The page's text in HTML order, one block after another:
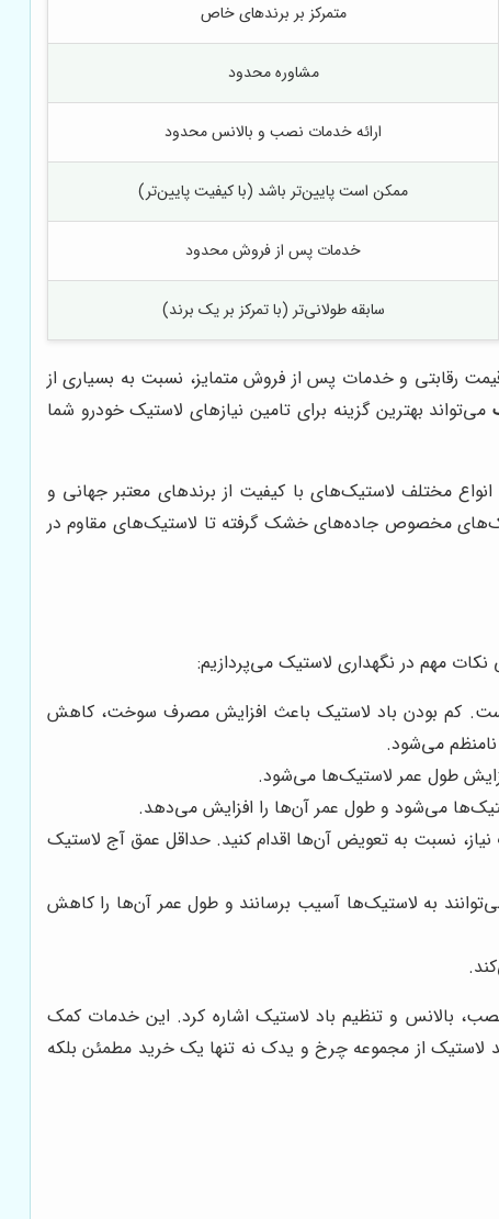
متمرکز بر برندهای خاص
مشاوره محدود
ارائه خدمات نصب و بالانس محدود
ممکن است پایین‌تر باشد (با کیفیت پایین‌تر)
خدمات پس از فروش محدود
سابقه طولانی‌تر (با تمرکز بر یک برند)
رقابتی و خدمات پس از فروش متمایز، نسبت به بسیاری از
می‌تواند بهترین گزینه برای تامین نیازهای لاستیک خودرو شما
مختلف لاستیک‌های با کیفیت از برندهای معتبر جهانی و
مخصوص جاده‌های خشک گرفته تا لاستیک‌های مقاوم در
مهم در نگهداری لاستیک می‌پردازیم:
است. کم بودن باد لاستیک باعث افزایش مصرف سوخت، کاهش
می‌شود.
طول عمر لاستیک‌ها می‌شود.
نسبت به تعویض آن‌ها اقدام کنید. حداقل عمق آج لاستیک
به لاستیک‌ها آسیب برسانند و طول عمر آن‌ها را کاهش
بالانس و تنظیم باد لاستیک اشاره کرد. این خدمات کمک
لاستیک از مجموعه چرخ و یدک نه تنها یک خرید مطمئن بلکه